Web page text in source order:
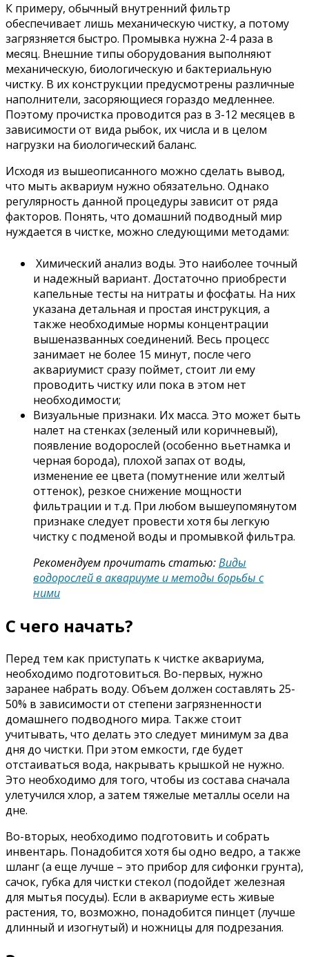
К примеру, обычный внутренний фильтр
обеспечивает лишь механическую чистку, а потому
загрязняется быстро. Промывка нужна 2-4 раза в
месяц. Внешние типы оборудования выполняют
механическую, биологическую и бактериальную
чистку. В их конструкции предусмотрены различные
наполнители, засоряющиеся гораздо медленнее.
Поэтому прочистка проводится раз в 3-12 месяцев в
зависимости от вида рыбок, их числа и в целом
нагрузки на биологический баланс.
Исходя из вышеописанного можно сделать вывод,
что мыть аквариум нужно обязательно. Однако
регулярность данной процедуры зависит от ряда
факторов. Понять, что домашний подводный мир
нуждается в чистке, можно следующими методами:
Химический анализ воды. Это наиболее точный
и надежный вариант. Достаточно приобрести
капельные тесты на нитраты и фосфаты. На них
указана детальная и простая инструкция, а
также необходимые нормы концентрации
вышеназванных соединений. Весь процесс
занимает не более 15 минут, после чего
аквариумист сразу поймет, стоит ли ему
проводить чистку или пока в этом нет
необходимости;
Визуальные признаки. Их масса. Это может быть
налет на стенках (зеленый или коричневый),
появление водорослей (особенно вьетнамка и
черная борода), плохой запах от воды,
изменение ее цвета (помутнение или желтый
оттенок), резкое снижение мощности
фильтрации и т.д. При любом вышеупомянутом
признаке следует провести хотя бы легкую
чистку с подменой воды и промывкой фильтра.
Рекомендуем прочитать статью:Виды
водорослей в аквариуме и методы борьбы с
ними
С чего начать?
Перед тем как приступать к чистке аквариума,
необходимо подготовиться. Во-первых, нужно
заранее набрать воду. Объем должен составлять 25-
50% в зависимости от степени загрязненности
домашнего подводного мира. Также стоит
учитывать, что делать это следует минимум за два
дня до чистки. При этом емкости, где будет
отстаиваться вода, накрывать крышкой не нужно.
Это необходимо для того, чтобы из состава сначала
улетучился хлор, а затем тяжелые металлы осели на
дне.
Во-вторых, необходимо подготовить и собрать
инвентарь. Понадобится хотя бы одно ведро, а также
шланг (а еще лучше – это прибор для сифонки грунта),
сачок, губка для чистки стекол (подойдет железная
для мытья посуды). Если в аквариуме есть живые
растения, то, возможно, понадобится пинцет (лучше
длинный и изогнутый) и ножницы для подрезания.